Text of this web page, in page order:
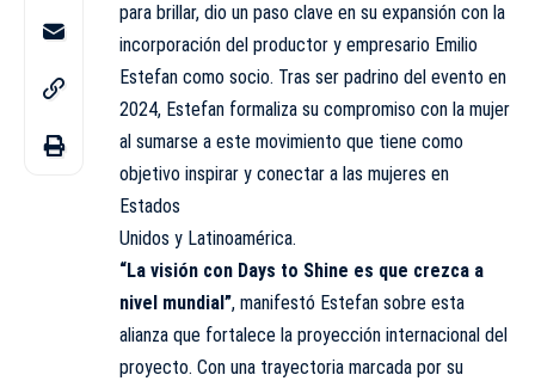
para brillar, dio un paso clave en su expansión con la
incorporación del productor y empresario Emilio
Estefan como socio. Tras ser padrino del evento en
2024, Estefan formaliza su compromiso con la mujer
al sumarse a este movimiento que tiene como
objetivo inspirar y conectar a las mujeres en
Estados
Unidos y Latinoamérica.
“La visión con Days to Shine es que crezca a
nivel mundial”, manifestó Estefan sobre esta
alianza que fortalece la proyección internacional del
proyecto. Con una trayectoria marcada por su